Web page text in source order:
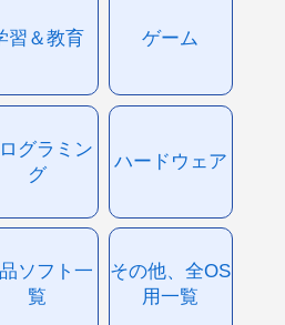
習＆教育 ゲーム
グラミン
グ
ハードウェア
ソフト一
覧
その他、全OS
用一覧